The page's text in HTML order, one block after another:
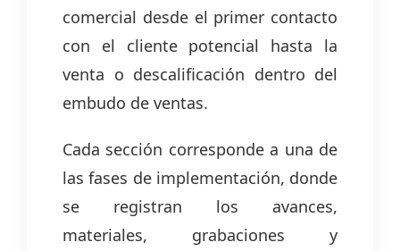
comercial desde el primer contacto
con el cliente potencial hasta la
venta o descalificación dentro del
embudo de ventas.
Cada sección corresponde a una de
las fases de implementación, donde
se registran los avances,
materiales, grabaciones y